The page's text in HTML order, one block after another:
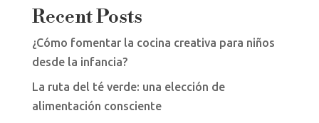
Recent Posts
¿Cómo fomentar la cocina creativa para niños
desde la infancia?
La ruta del té verde: una elección de
alimentación consciente